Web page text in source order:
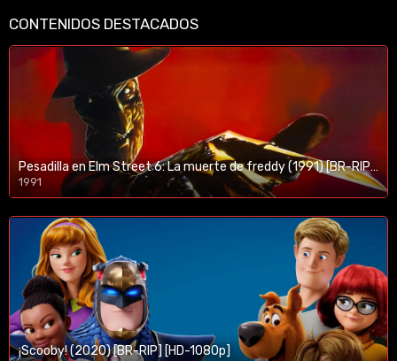
CONTENIDOS DESTACADOS
Pesadilla en Elm Street 6: La muerte de freddy (1991) [BR-RIP] [HD-1080p]
1991
¡Scooby! (2020) [BR-RIP] [HD-1080p]